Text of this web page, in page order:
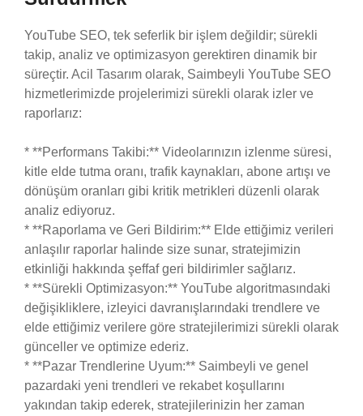
YouTube SEO, tek seferlik bir işlem değildir; sürekli
takip, analiz ve optimizasyon gerektiren dinamik bir
süreçtir. Acil Tasarım olarak, Saimbeyli YouTube SEO
hizmetlerimizde projelerimizi sürekli olarak izler ve
raporlarız:
* **Performans Takibi:** Videolarınızın izlenme süresi,
kitle elde tutma oranı, trafik kaynakları, abone artışı ve
dönüşüm oranları gibi kritik metrikleri düzenli olarak
analiz ediyoruz.
* **Raporlama ve Geri Bildirim:** Elde ettiğimiz verileri
anlaşılır raporlar halinde size sunar, stratejimizin
etkinliği hakkında şeffaf geri bildirimler sağlarız.
* **Sürekli Optimizasyon:** YouTube algoritmasındaki
değişikliklere, izleyici davranışlarındaki trendlere ve
elde ettiğimiz verilere göre stratejilerimizi sürekli olarak
günceller ve optimize ederiz.
* **Pazar Trendlerine Uyum:** Saimbeyli ve genel
pazardaki yeni trendleri ve rekabet koşullarını
yakından takip ederek, stratejilerinizin her zaman